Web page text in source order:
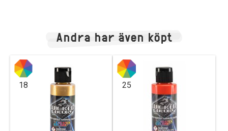
Andra har även köpt
18 25